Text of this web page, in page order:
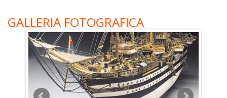
GALLERIA FOTOGRAFICA